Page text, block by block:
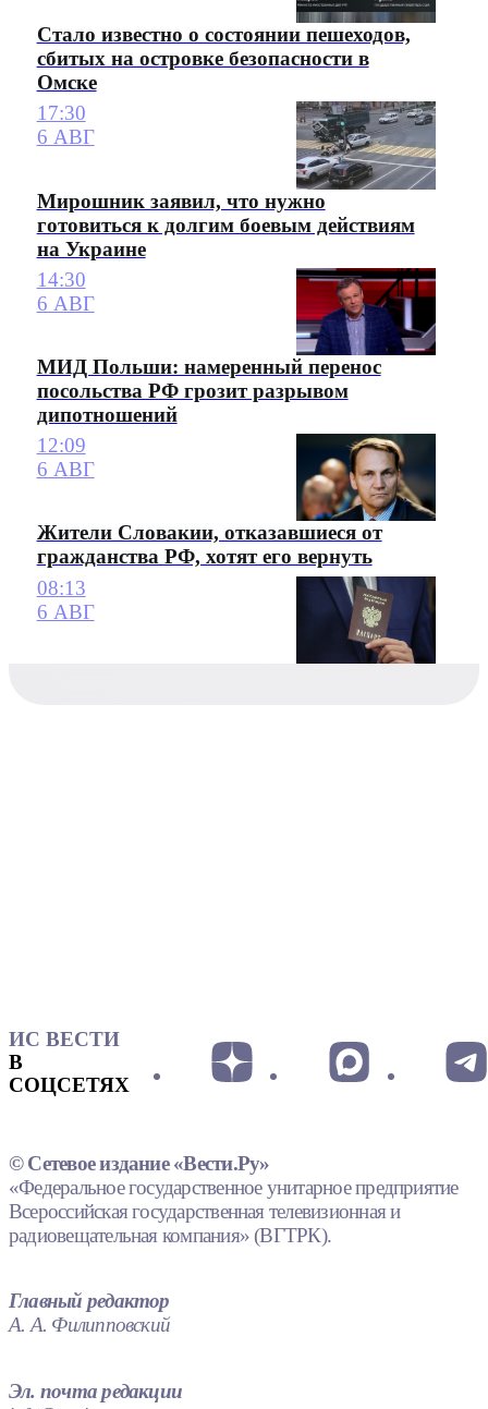
Стало известно о состоянии пешеходов,
сбитых на островке безопасности в
Омске
17:30
6 АВГ
Мирошник заявил, что нужно
готовиться к долгим боевым действиям
на Украине
14:30
6 АВГ
МИД Польши: намеренный перенос
посольства РФ грозит разрывом
дипотношений
12:09
6 АВГ
Жители Словакии, отказавшиеся от
гражданства РФ, хотят его вернуть
08:13
6 АВГ
ИС ВЕСТИ
В
СОЦСЕТЯХ
© Сетевое издание «Вести.Ру»
«Федеральное государственное унитарное предприятие
Всероссийская государственная телевизионная и
радиовещательная компания» (ВГТРК).
Главный редактор
А. А. Филипповский
Эл. почта редакции